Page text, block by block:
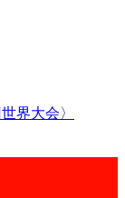
界大会〉